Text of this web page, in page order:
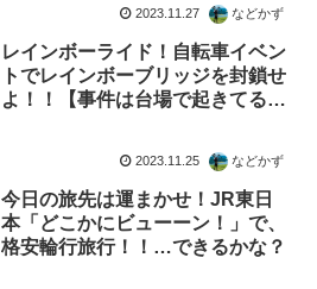
2023.11.27 などかず
レインボーライド！自転車イベン
トでレインボーブリッジを封鎖せ
よ！！【事件は台場で起きてるん
2023.11.25 などかず
今日の旅先は運まかせ！JR東日
本「どこかにビューーン！」で、
格安輪行旅行！！…できるかな？